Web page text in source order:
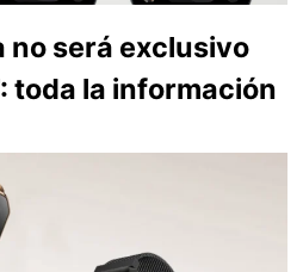
no será exclusivo
toda la información